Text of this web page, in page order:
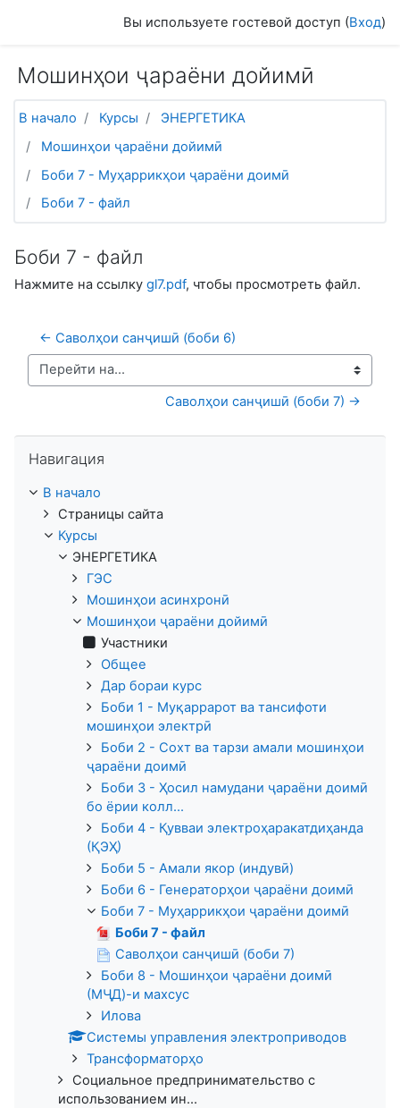
Вы используете гостевой доступ (Вход)
Мошинҳои ҷараёни дойимӣ
В начало Курсы
ЭНЕРГЕТИКА
Мошинҳои ҷараёни дойимӣ
Боби 7 - Муҳаррикҳои ҷараёни доимӣ
Боби 7 - файл
Боби 7 - файл
Нажмите на ссылку gl7.pdf, чтобы просмотреть файл.
← Саволҳои санҷишӣ (боби 6)
Перейти на...
Саволҳои санҷишӣ (боби 7) →
Навигация
В начало
Страницы сайта
Курсы
ЭНЕРГЕТИКА
ГЭС
Мошинҳои асинхронӣ
Мошинҳои ҷараёни дойимӣ
Участники
Общее
Дар бораи курс
Боби 1 - Муқаррарот ва тансифоти
мошинҳои электрӣ
Боби 2 - Сохт ва тарзи амали мошинҳои
ҷараёни доимӣ
Боби 3 - Ҳосил намудани ҷараёни доимӣ
бо ёрии колл...
Боби 4 - Қувваи электроҳаракатдиҳанда
(ҚЭҲ)
Боби 5 - Амали якор (индувӣ)
Боби 6 - Генераторҳои ҷараёни доимӣ
Боби 7 - Муҳаррикҳои ҷараёни доимӣ
Боби 7 - файл
Саволҳои санҷишӣ (боби 7)
Боби 8 - Мошинҳои ҷараёни доимӣ
(МҶД)-и махсус
Илова
Системы управления электроприводов
Трансформаторҳо
Социальное предпринимательство с
использованием ин...